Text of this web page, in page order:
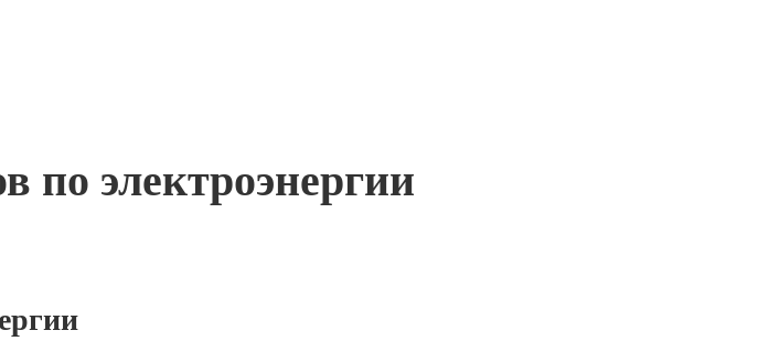
по электроэнергии